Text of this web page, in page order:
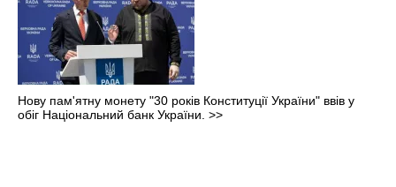
Нову пам'ятну монету "30 років Конституції України" ввів у
обіг Національний банк України. >>